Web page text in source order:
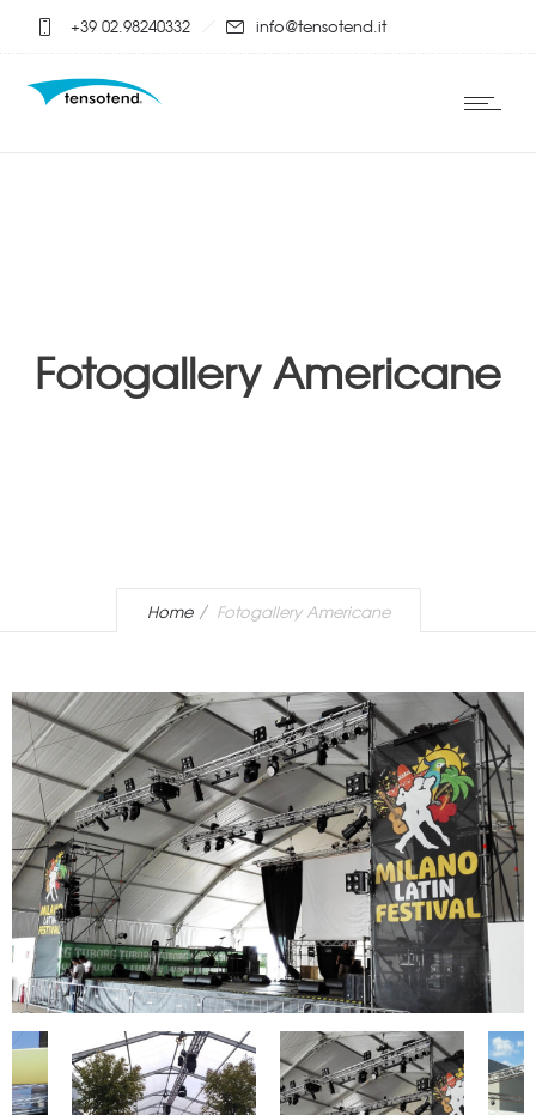
+39 02.98240332 info@tensotend.it
Fotogallery Americane
Home Fotogallery Americane